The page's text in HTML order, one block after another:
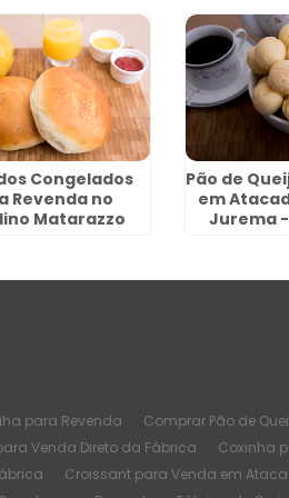
Congelados
Revenda no
Matarazzo
Pão de
em
Jurema
para Revenda Comprar Pão de
Venda Direto da Fábrica
Coxinha
Croissant para Venda em